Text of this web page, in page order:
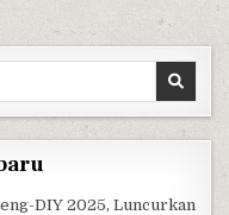
DIY 2025, Luncurkan